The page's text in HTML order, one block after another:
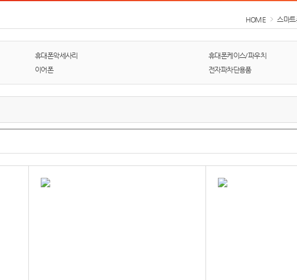
HOME 스마
휴대폰악세사리
휴대폰케이스/파우치
이어폰 전자파차단용품